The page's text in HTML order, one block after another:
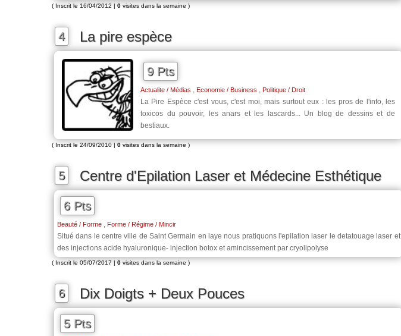
( Inscrit le 16/04/2012 | 0 visites dans la semaine )
4 La pire espèce
9 Pts
Actualite / Médias , Economie / Business , Politique / Droit
La Pire Espèce c'est vous, c'est moi, mais surtout eux : les pros de l'info, les
toxicos du pouvoir, les anars et les lascards... Un blog de dessins et de
bestiaux.
( Inscrit le 24/09/2010 | 0 visites dans la semaine )
5 Centre d'Epilation Laser et Médecine Esthétique
6 Pts
Beauté / Forme , Forme / Régime / Mincir
Situé dans le centre ville de Saint Germain en laye nous pratiquons l'epilation laser le detatouage laser et
des injections acide hyaluronique- injection botox et amincissement par cryolipolyse
( Inscrit le 05/07/2017 | 0 visites dans la semaine )
6 Dix Doigts + Deux Pouces
5 Pts